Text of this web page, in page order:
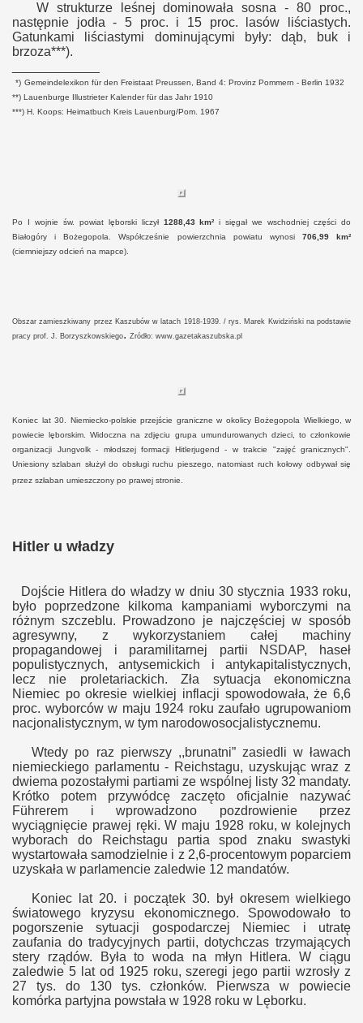
W strukturze leśnej dominowała sosna - 80 proc.,
następnie jodła - 5 proc. i 15 proc. lasów liściastych.
Gatunkami liściastymi dominującymi były: dąb, buk i
brzoza***).
*) Gemeindelexikon für den Freistaat Preussen, Band 4: Provinz Pommern - Berlin 1932
**) Lauenburge Illustrieter Kalender für das Jahr 1910
***) H. Koops: Heimatbuch Kreis Lauenburg/Pom. 1967
Po I wojnie św. powiat lęborski liczył 1288,43 km² i sięgał we wschodniej części do
Białogóry i Bożegopola. Współcześnie powierzchnia powiatu wynosi 706,99 km²
(ciemniejszy odcień na mapce).
Obszar zamieszkiwany przez Kaszubów w latach 1918-1939. / rys. Marek Kwidziński na podstawie
pracy prof. J. Borzyszkowskiego. Zródło: www.gazetakaszubska.pl
Koniec lat 30. Niemiecko-polskie przejście graniczne w okolicy Bożegopola Wielkiego, w
powiecie lęborskim. Widoczna na zdjęciu grupa umundurowanych dzieci, to członkowie
organizacji Jungvolk - młodszej formacji Hitlerjugend - w trakcie "zajęć granicznych".
Uniesiony szlaban służył do obsługi ruchu pieszego, natomiast ruch kołowy odbywał się
przez szłaban umieszczony po prawej stronie.
Hitler u władzy
Dojście Hitlera do władzy w dniu 30 stycznia 1933 roku,
było poprzedzone kilkoma kampaniami wyborczymi na
różnym szczeblu. Prowadzono je najczęściej w sposób
agresywny, z wykorzystaniem całej machiny
propagandowej i paramilitarnej partii NSDAP, haseł
populistycznych,antysemickich iantykapitalistycznych,
lecz nie proletariackich. Zła sytuacja ekonomiczna
Niemiec po okresie wielkiej inflacji spowodowała, że 6,6
proc. wyborców w maju 1924 roku zaufało ugrupowaniom
nacjonalistycznym, w tym narodowosocjalistycznemu.
Wtedy po raz pierwszy ,,brunatni” zasiedli w ławach
niemieckiego parlamentu - Reichstagu, uzyskując wraz z
dwiema pozostałymi partiami ze wspólnej listy 32 mandaty.
Krótko potem przywódcę zaczęto oficjalnie nazywać
Führerem i wprowadzono pozdrowienie przez
wyciągnięcie prawej ręki. W maju 1928 roku, w kolejnych
wyborach do Reichstagu partia spod znaku swastyki
wystartowała samodzielnie i z 2,6-procentowym poparciem
uzyskała w parlamencie zaledwie 12 mandatów.
Koniec lat 20. i początek 30. był okresem wielkiego
światowego kryzysu ekonomicznego. Spowodowało to
pogorszenie sytuacji gospodarczej Niemiec i utratę
zaufania do tradycyjnych partii, dotychczas trzymających
stery rządów. Była to woda na młyn Hitlera. W ciągu
zaledwie 5 lat od 1925 roku, szeregi jego partii wzrosły z
27 tys. do 130 tys. członków. Pierwsza w powiecie
komórka partyjna powstała w 1928 roku w Lęborku.